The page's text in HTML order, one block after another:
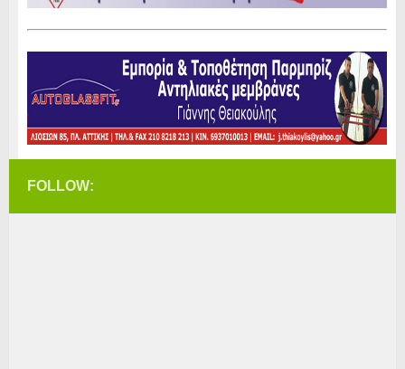
FOLLOW: